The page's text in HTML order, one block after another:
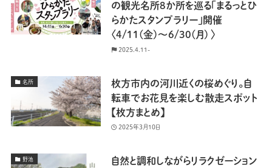
の観光名所8か所を巡る「まるっとひ
らかたスタンプラリー」開催
〈4/11(金)～6/30(月) 〉
2025.4.11-
名所
枚方市内の河川近くの桜めぐり。自
転車でお花見を楽しむ散走スポット
【枚方まとめ】
2025年3月10日
野池
自然と調和しながらリラクゼーション